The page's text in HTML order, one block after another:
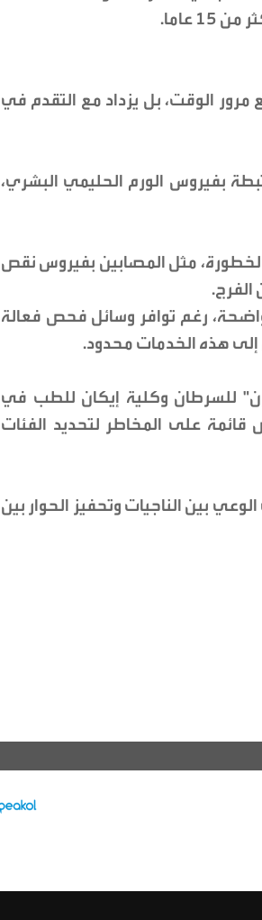
الوقت، بل يزداد مع التقدم في
بفيروس الورم الحليمي البشري،
مثل المصابين بفيروس نقص
الفرج.
رغم توافر وسائل فحص فعالة
إلى هذه الخدمات محدود.
للسرطان وكلية إيكان للطب في
على المخاطر لتحديد الفئات
بين الناجيات وتحفيز الحوار بين